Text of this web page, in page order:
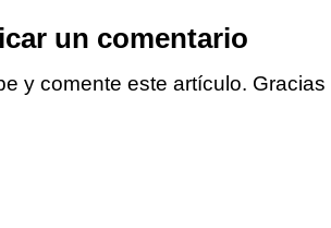
un comentario
y comente este artículo. Gracias